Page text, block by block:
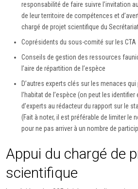
responsabilité de faire suivre l’invitation
de leur territoire de compétences et
chargé de projet scientifique du
Coprésidents du sous-comité sur les CTA
Conseils de gestion des ressources
l’aire de répartition de l’espèce
D’autres experts clés sur les menaces
l’habitat de l’espèce (on peut les
d’experts au rédacteur du rapport sur le
(Fait à noter, il est préférable de limiter le
pour ne pas arriver à un nombre de
Appui du chargé de
scientifique